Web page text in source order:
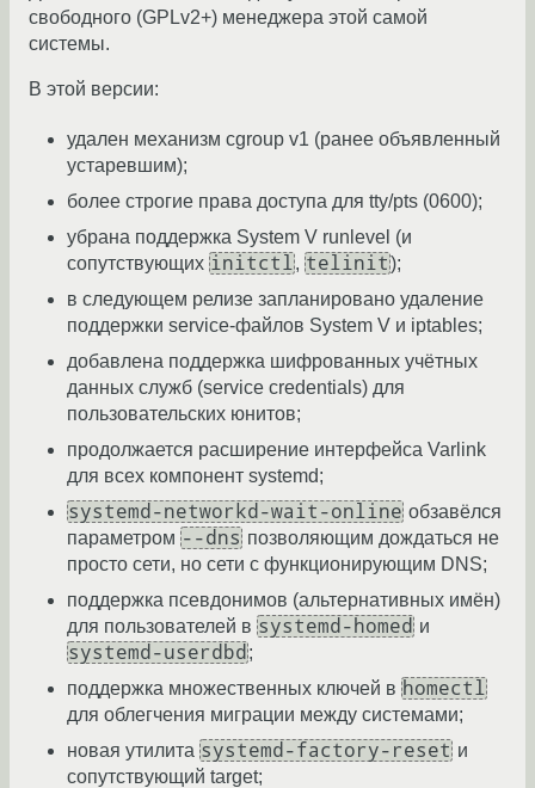
свободного (GPLv2+) менеджера этой самой
системы.
В этой версии:
удален механизм cgroup v1 (ранее объявленный
устаревшим);
более строгие права доступа для tty/pts (0600);
убрана поддержка System V runlevel (и
сопутствующих initctl , telinit);
в следующем релизе запланировано удаление
поддержки service-файлов System V и iptables;
добавлена поддержка шифрованных учётных
данных служб (service credentials) для
пользовательских юнитов;
продолжается расширение интерфейса Varlink
для всех компонент systemd;
systemd-networkd-wait-online обзавёлся
параметром --dns позволяющим дождаться не
просто сети, но сети с функционирующим DNS;
поддержка псевдонимов (альтернативных имён)
для пользователей в systemd-homed и
systemd-userdbd ;
поддержка множественных ключей в homectl
для облегчения миграции между системами;
новая утилита systemd-factory-reset и
сопутствующий target;